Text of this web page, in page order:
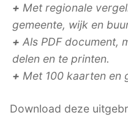
+ Met regionale
gemeente, wijk en
+ Als PDF document,
delen en te printen.
+ Met 100 kaarten en
Download deze